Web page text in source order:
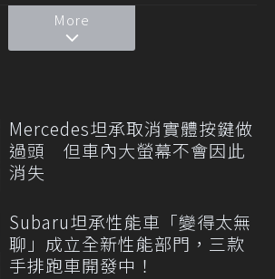
More
Mercedes坦承取消實體按鍵做
過頭 但車內大螢幕不會因此
消失
Subaru坦承性能車「變得太無
聊」成立全新性能部門，三款
手排跑車開發中！